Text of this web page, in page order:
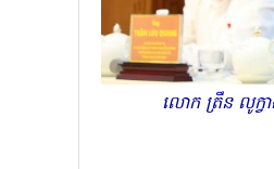
លោក ត្រឹន លូក្វ